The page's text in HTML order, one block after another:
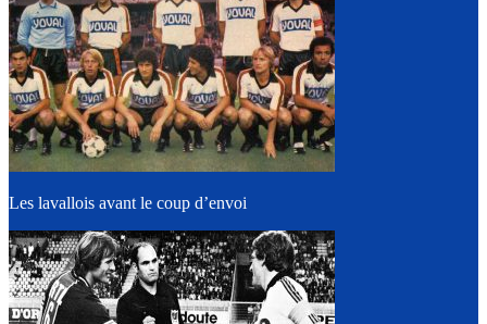
Les lavallois avant le coup d’envoi